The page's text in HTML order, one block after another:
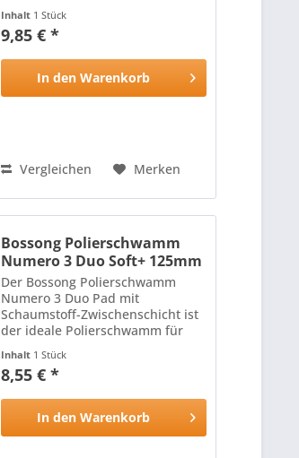
hitzebeständige Oberfläche des
Polierschwamms mit
wird durch die...
Inhalt 1 Stück
9,85 € *
In den Warenkorb
Vergleichen Merken
Bossong Polierschwamm
Numero 3 Duo Soft+ 125mm
Der Bossong Polierschwamm
Numero 3 Duo Pad mit
Schaumstoff-Zwischenschicht ist
der ideale Polierschwamm für
hitzebeständige Oberfläche des
Polierschwamms mit
schneidenden Eigenschaften
wird durch die...
Inhalt 1 Stück
8,55 € *
In den Warenkorb